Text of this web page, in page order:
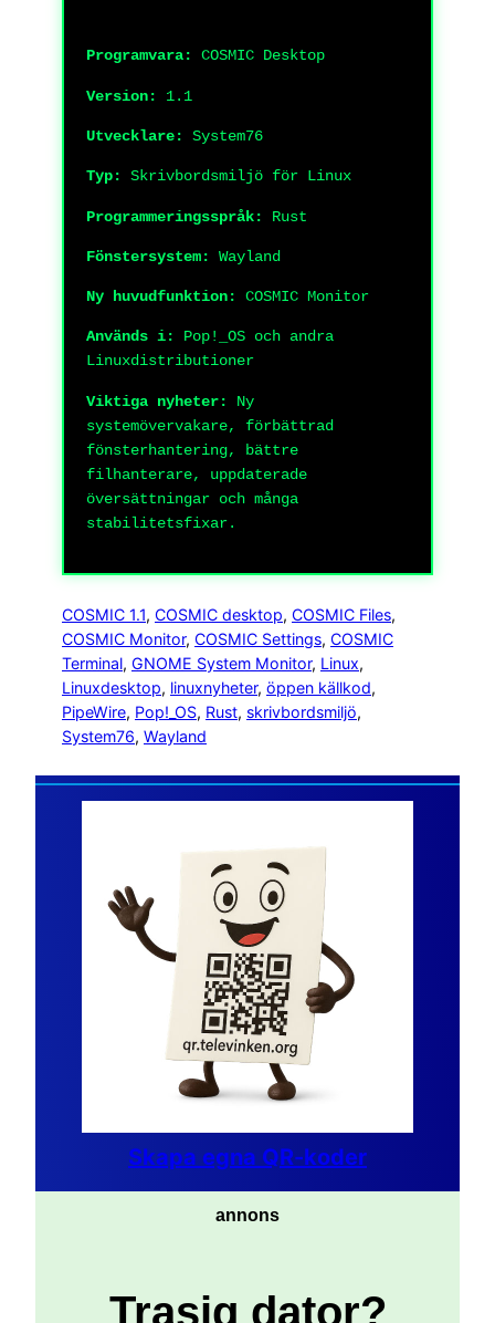
Programvara: COSMIC Desktop
Version: 1.1
Utvecklare: System76
Typ: Skrivbordsmiljö för Linux
Programmeringsspråk: Rust
Fönstersystem: Wayland
Ny huvudfunktion: COSMIC Monitor
Används i:
Pop!_OS och andra
Linuxdistributioner
Viktiga nyheter:
Ny
systemövervakare, förbättrad
fönsterhantering, bättre
filhanterare, uppdaterade
översättningar och många
stabilitetsfixar.
COSMIC 1.1, COSMIC desktop, COSMIC Files
COSMIC Monitor, COSMIC Settings, COSMIC
Terminal, GNOME System Monitor, Linux
Linuxdesktop, linuxnyheter, öppen källkod
PipeWire, Pop!_OS, Rust, skrivbordsmiljö
System76, Wayland
Skapa egna QR-koder
annons
Trasig dator?